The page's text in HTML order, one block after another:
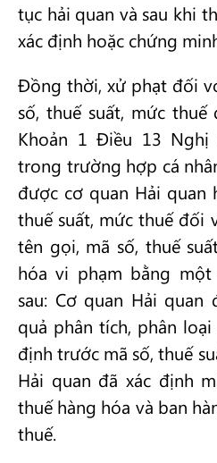
tục hải quan và sau khi
xác định hoặc chứng
Đồng thời, xử phạt đối
số, thuế suất, mức
Khoản 1 Điều 13
trong trường hợp cá
được cơ quan Hải quan
thuế suất, mức thuế đối
tên gọi, mã số, thuế
hóa vi phạm bằng
sau: Cơ quan Hải
quả phân tích, phân
định trước mã số, thuế
Hải quan đã xác định
thuế hàng hóa và ban
thuế.